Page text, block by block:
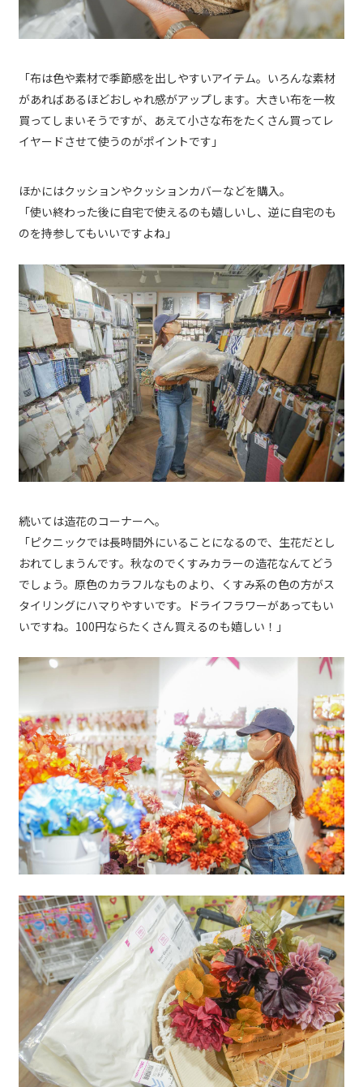
「布は色や素材で季節感を出しやすいアイテム。いろんな素材
があればあるほどおしゃれ感がアップします。大きい布を一枚
買ってしまいそうですが、あえて小さな布をたくさん買ってレ
イヤードさせて使うのがポイントです」
ほかにはクッションやクッションカバーなどを購入。
「使い終わった後に自宅で使えるのも嬉しいし、逆に自宅のも
のを持参してもいいですよね」
続いては造花のコーナーへ。
「ピクニックでは長時間外にいることになるので、生花だとし
おれてしまうんです。秋なのでくすみカラーの造花なんてどう
でしょう。原色のカラフルなものより、くすみ系の色の方がス
タイリングにハマりやすいです。ドライフラワーがあってもい
いですね。100円ならたくさん買えるのも嬉しい！」